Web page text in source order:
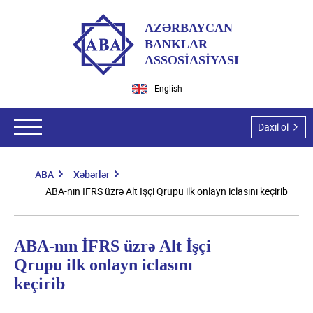
AZƏRBAYCAN
BANKLAR
ASSOSİASİYASI
English
Daxil ol
ABA
Xəbərlər
ABA-nın İFRS üzrə Alt İşçi Qrupu ilk onlayn iclasını keçirib
ABA-nın İFRS üzrə Alt İşçi
Qrupu ilk onlayn iclasını
keçirib
ABA haqqında
ABA-nın tarixi
Missiyamız və vizyonumuz
Dəyərlərimiz
Üzvlərimiz
Qanunlar
Azərbaycan Respublikası Prezidentinin aktları
Ekspert qrupları
Hüquqi məsələlər
Tədbirlər